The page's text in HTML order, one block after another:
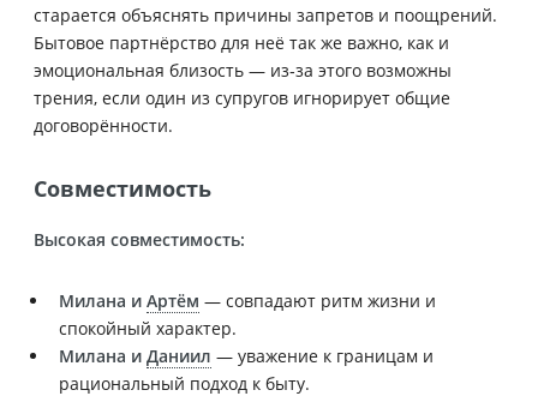
старается объяснять причины запретов и поощрений.
Бытовое партнёрство для неё так же важно, как и
эмоциональная близость — из‑за этого возможны
трения, если один из супругов игнорирует общие
договорённости.
Совместимость
Высокая совместимость:
Милана и Артём — совпадают ритм жизни и
спокойный характер.
Милана и Даниил — уважение к границам и
рациональный подход к быту.